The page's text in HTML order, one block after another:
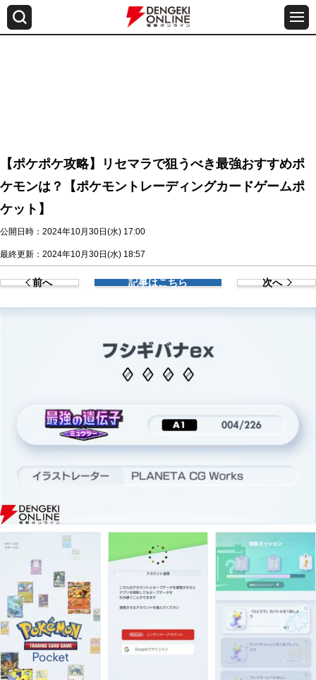
【ポケポケ攻略】リセマラで狙うべき最強おすすめポ
ケモンは？【ポケモントレーディングカードゲームポ
ケット】
公開日時：2024年10月30日(水) 17:00
最終更新：2024年10月30日(水) 18:57
前へ 記事はこちら 次へ